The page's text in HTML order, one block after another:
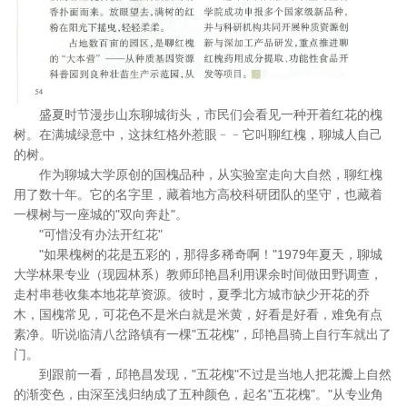
盛夏时节漫步山东聊城街头，市民们会看见一种开着红花的槐
树。在满城绿意中，这抹红格外惹眼﹣﹣它叫聊红槐，聊城人自己
的树。
作为聊城大学原创的国槐品种，从实验室走向大自然，聊红槐
用了数十年。它的名字里，藏着地方高校科研团队的坚守，也藏着
一棵树与一座城的"双向奔赴"。
"可惜没有办法开红花"
"如果槐树的花是五彩的，那得多稀奇啊！"1979年夏天，聊城
大学林果专业（现园林系）教师邱艳昌利用课余时间做田野调查，
走村串巷收集本地花草资源。彼时，夏季北方城市缺少开花的乔
木，国槐常见，可花色不是米白就是米黄，好看是好看，难免有点
素净。听说临清八岔路镇有一棵"五花槐"，邱艳昌骑上自行车就出了
门。
到跟前一看，邱艳昌发现，"五花槐"不过是当地人把花瓣上自然
的渐变色，由深至浅归纳成了五种颜色，起名"五花槐"。"从专业角